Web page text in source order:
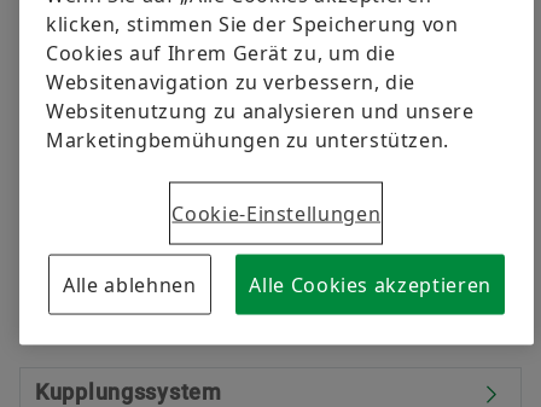
optimal aufeinander abgestimmten Komponenten und
individuell zusammengestellten Reparatur-Sets und -
KITs lässt sich der Teiletausch einfach, effizient und
professionell durchführen.
Durch die enge Zusammenarbeit mit unseren Kollegen
zurückgreifen und so ein ausgefeiltes
Produktsortiment für alle Fahrzeugklassen anbieten.
Kupplungssystem
klicken, stimmen Sie der Speicherung von
Cookies auf Ihrem Gerät zu, um die
Websitenavigation zu verbessern, die
Websitenutzung zu analysieren und unsere
Marketingbemühungen zu unterstützen.
Cookie-Einstellungen
Alle ablehnen Alle Cookies akzeptieren